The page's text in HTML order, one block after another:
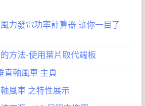
力發電功率計算器 讓你一目了
方法-使用葉片取代端板
直軸風車 主頁
風車 之特性展示